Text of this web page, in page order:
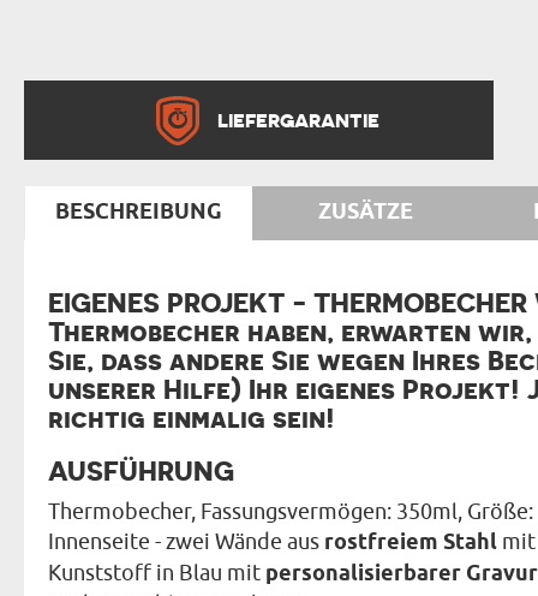
LIEFERGARANTIE
BESCHREIBUNG ZUSÄTZE
EIGENES PROJEKT -
Thermobecher haben, erwarten
Sie, dass andere Sie wegen Ihres
unserer Hilfe) Ihr eigenes Projekt!
richtig einmalig sein!
AUSFÜHRUNG
Thermobecher, Fassungsvermögen: 350ml, Größe:
Innenseite - zwei Wände aus rostfreiem Stahl mit
Kunststoff in Blau mit personalisierbarer Gravur